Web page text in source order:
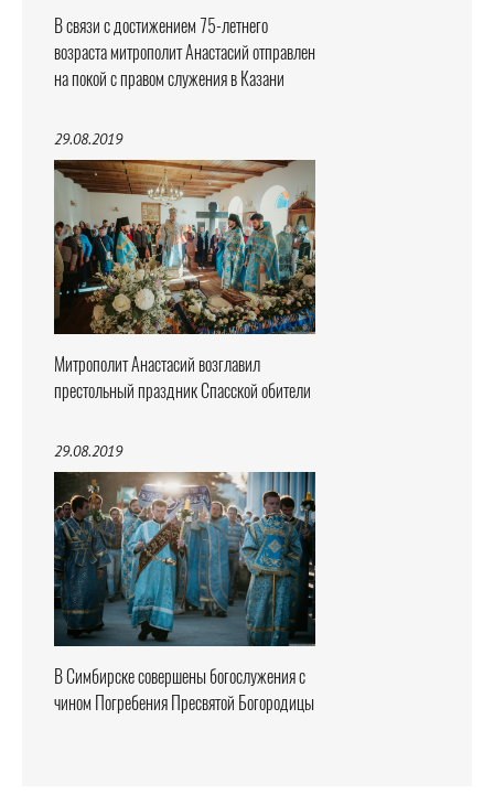
В связи с достижением 75-летнего
возраста митрополит Анастасий отправлен
на покой с правом служения в Казани
29.08.2019
Митрополит Анастасий возглавил
престольный праздник Спасской обители
29.08.2019
В Симбирске совершены богослужения с
чином Погребения Пресвятой Богородицы